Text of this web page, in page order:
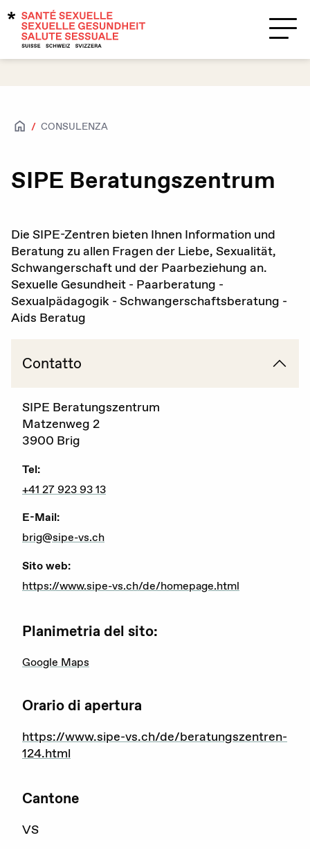
Accesso per tutte e tutti
Caratteristiche biologiche sessuali e
identità di genere
HIV / IST
Contraccezione
Educazione sessuale
Diritti sessuali
Formazione
Advocacy
Agenda
Portale offerte d’impiego
Area stampa
Rete giovani
Attività di rete
CONSULENZA
SIPE Beratungszentrum
Die SIPE-Zentren bieten Ihnen Information und
Beratung zu allen Fragen der Liebe, Sexualität,
Schwangerschaft und der Paarbeziehung an.
Sexuelle Gesundheit - Paarberatung -
Sexualpädagogik - Schwangerschaftsberatung -
Aids Beratug
Contatto
SIPE Beratungszentrum
Matzenweg 2
3900 Brig
Tel:
+41 27 923 93 13
E-Mail:
brig@sipe-vs.ch
Sito web:
https://www.sipe-vs.ch/de/homepage.html
Planimetria del sito:
Google Maps
Orario di apertura
https://www.sipe-vs.ch/de/beratungszentren-
124.html
Cantone
VS